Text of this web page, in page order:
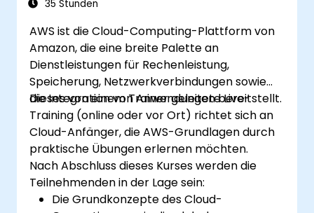
35 Stunden
AWS ist die Cloud-Computing-Plattform von
Amazon, die eine breite Palette an
Dienstleistungen für Rechenleistung,
Speicherung, Netzwerkverbindungen sowie
die Integration von Anwendungen bereitstellt.
Dieses von einem Trainer geleitete Live-
Training (online oder vor Ort) richtet sich an
Cloud-Anfänger, die AWS-Grundlagen durch
praktische Übungen erlernen möchten.
Nach Abschluss dieses Kurses werden die
Teilnehmenden in der Lage sein:
Die Grundkonzepte des Cloud-